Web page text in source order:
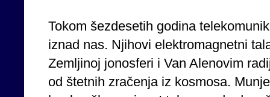
Tokom šezdesetih godina
iznad nas. Njihovi elektromagnetni
Zemljinoj jonosferi i Van Alenovim
od štetnih zračenja iz kosmosa.